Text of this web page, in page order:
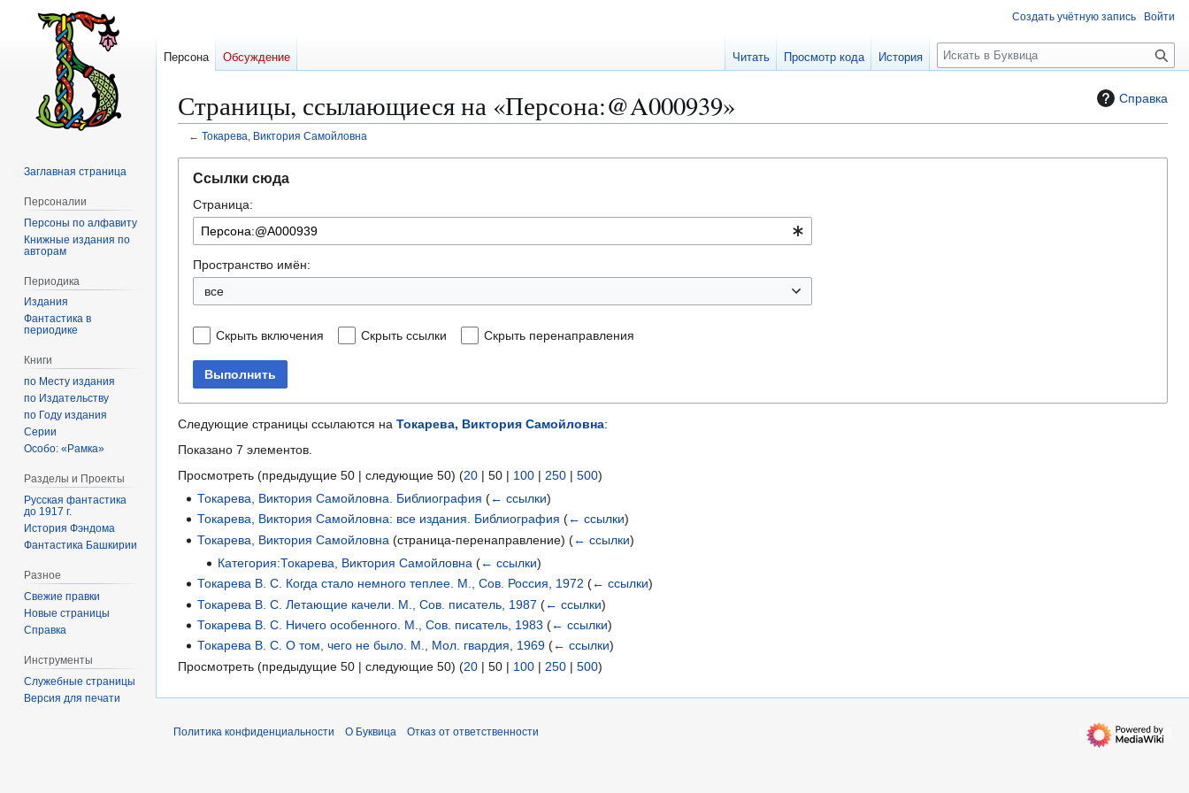
Справка
Страницы, ссылающиеся на «Персона:@A000939»
← Токарева, Виктория Самойловна
навигации
поиску
Ссылки сюда
Страница:
Пространство имён:
все
Скрыть включения Скрыть ссылки Скрыть перенаправления
Выполнить
Следующие страницы ссылаются на Токарева, Виктория Самойловна:
Показано 7 элементов.
Просмотреть (предыдущие 50 | следующие 50) (20 | 50 | 100 | 250 | 500)
Токарева, Виктория Самойловна. Библиография (← ссылки)
Токарева, Виктория Самойловна: все издания. Библиография (← ссылки)
Токарева, Виктория Самойловна (страница-перенаправление)(← ссылки)
Категория:Токарева, Виктория Самойловна (← ссылки)
Токарева В. С. Когда стало немного теплее. М., Сов. Россия, 1972 (← ссылки)
Токарева В. С. Летающие качели. М., Сов. писатель, 1987 (← ссылки)
Токарева В. С. Ничего особенного. М., Сов. писатель, 1983 (← ссылки)
Токарева В. С. О том, чего не было. М., Мол. гвардия, 1969 (← ссылки)
Просмотреть (предыдущие 50 | следующие 50) (20 | 50 | 100 | 250 | 500)
Создать учётную запись Войти
Персона Обсуждение Читать Просмотр кода История
П
о
к
Заглавная страница
Персоналии
Персоны по алфавиту
Книжные издания по
авторам
Периодика
Издания
Фантастика в
периодике
Книги
по Месту издания
по Издательству
по Году издания
Серии
Особо: «Рамка»
Разделы и Проекты
Русская фантастика
до 1917 г.
История Фэндома
Фантастика Башкирии
Разное
Свежие правки
Новые страницы
Справка
Инструменты
Служебные страницы
Версия для печати
Политика конфиденциальности О Буквица Отказ от ответственности